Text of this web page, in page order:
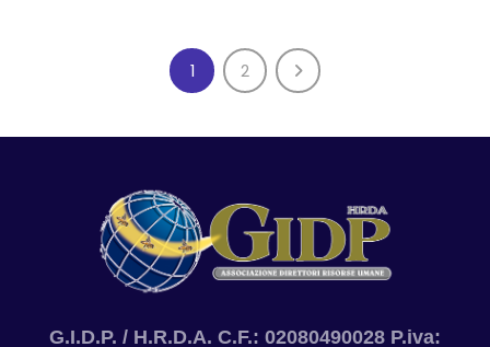
1 2
G.I.D.P. / H.R.D.A. C.F.: 02080490028 P.iva: